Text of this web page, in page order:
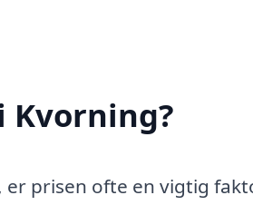
Kvorning?
prisen ofte en vigtig